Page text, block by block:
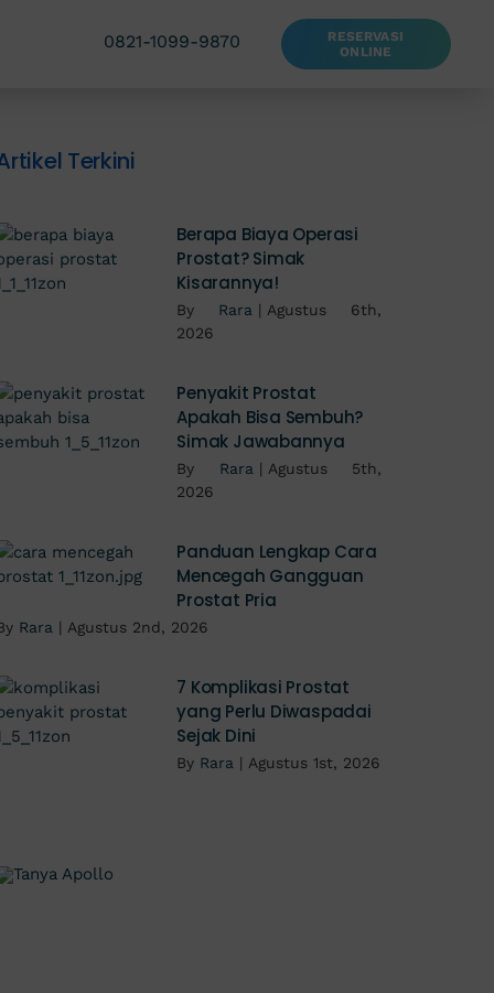
0821-1099-9870
RESERVASI
ONLINE
Terkini
Berapa Biaya Operasi
Prostat? Simak
Kisarannya!
By Rara | Agustus 6th,
2026
Penyakit Prostat
Apakah Bisa Sembuh?
Simak Jawabannya
By Rara | Agustus 5th,
2026
Panduan Lengkap Cara
Mencegah Gangguan
Prostat Pria
Rara | Agustus 2nd, 2026
7 Komplikasi Prostat
yang Perlu Diwaspadai
Sejak Dini
By Rara | Agustus 1st, 2026